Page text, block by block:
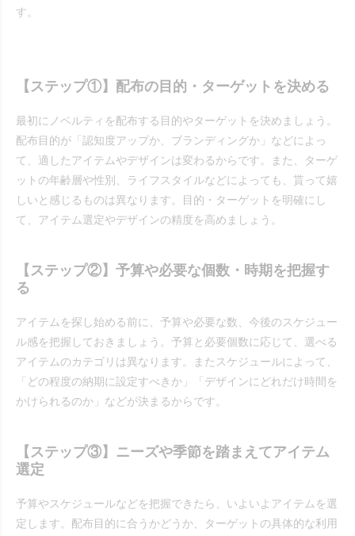
す。
【ステップ①】配布の目的・ターゲットを決める
最初にノベルティを配布する目的やターゲットを決めましょう。
配布目的が「認知度アップか、ブランディングか」などによっ
て、適したアイテムやデザインは変わるからです。また、ターゲ
ットの年齢層や性別、ライフスタイルなどによっても、貰って嬉
しいと感じるものは異なります。目的・ターゲットを明確にし
て、アイテム選定やデザインの精度を高めましょう。
【ステップ②】予算や必要な個数・時期を把握す
る
アイテムを探し始める前に、予算や必要な数、今後のスケジュー
ル感を把握しておきましょう。予算と必要個数に応じて、選べる
アイテムのカテゴリは異なります。またスケジュールによって、
「どの程度の納期に設定すべきか」「デザインにどれだけ時間を
かけられるのか」などが決まるからです。
【ステップ③】ニーズや季節を踏まえてアイテム
選定
予算やスケジュールなどを把握できたら、いよいよアイテムを選
定します。配布目的に合うかどうか、ターゲットの具体的な利用